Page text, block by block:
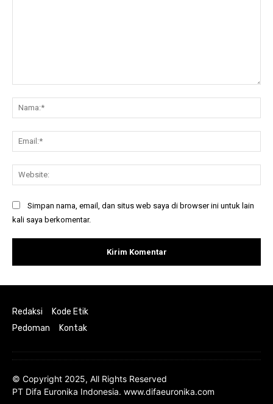
Simpan nama, email, dan situs web saya di browser ini untuk lain
kali saya berkomentar.
Redaksi
Kode Etik
Pedoman
Kontak
© Copyright 2025, All Rights Reserved
PT Difa Euronika Indonesia. www.difaeuronika.com